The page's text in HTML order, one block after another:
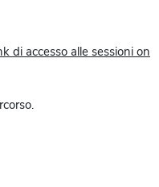
di accesso alle sessioni on